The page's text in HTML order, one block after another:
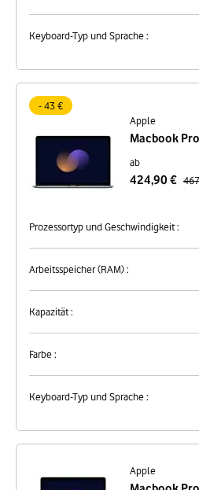
Keyboard-Typ und Sprache :
- 43 €
Apple
Macbook
ab
424,90 €
Prozessortyp und Geschwindigkeit :
Arbeitsspeicher (RAM) :
Kapazität :
Farbe :
Keyboard-Typ und Sprache :
Apple